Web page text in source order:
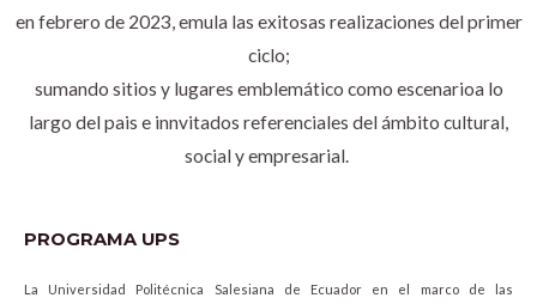
en febrero de 2023, emula las exitosas realizaciones del primer
ciclo;
sumando sitios y lugares emblemático como escenarioa lo
largo del pais e innvitados referenciales del ámbito cultural,
social y empresarial.
PROGRAMA UPS
La Universidad Politécnica Salesiana de Ecuador en el marco de las